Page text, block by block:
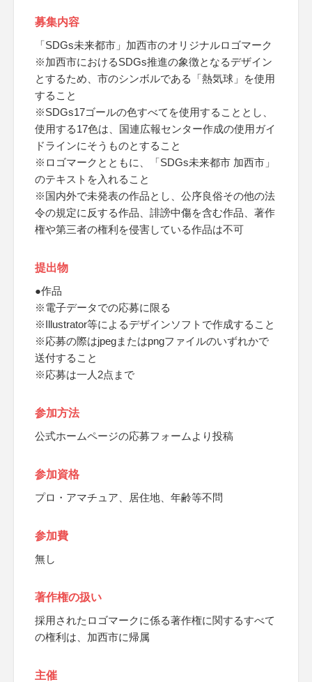
募集内容
「SDGs未来都市」加西市のオリジナルロゴマーク
※加西市におけるSDGs推進の象徴となるデザイン
とするため、市のシンボルである「熱気球」を使用
すること
※SDGs17ゴールの色すべてを使用することとし、
使用する17色は、国連広報センター作成の使用ガイ
ドラインにそうものとすること
※ロゴマークとともに、「SDGs未来都市 加西市」
のテキストを入れること
※国内外で未発表の作品とし、公序良俗その他の法
令の規定に反する作品、誹謗中傷を含む作品、著作
権や第三者の権利を侵害している作品は不可
提出物
●作品
※電子データでの応募に限る
※Illustrator等によるデザインソフトで作成すること
※応募の際はjpegまたはpngファイルのいずれかで
送付すること
※応募は一人2点まで
参加方法
公式ホームページの応募フォームより投稿
参加資格
プロ・アマチュア、居住地、年齢等不問
参加費
無し
著作権の扱い
採用されたロゴマークに係る著作権に関するすべて
の権利は、加西市に帰属
主催